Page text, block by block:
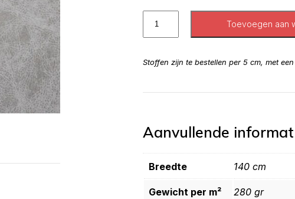
Toevoegen aan
Stoffen zijn te bestellen per 5 cm, met
Aanvullende
Breedte 140 cm
Gewicht per m² 280 gr